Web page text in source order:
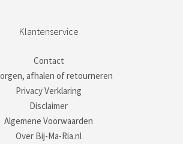
Klantenservice
Contact
afhalen of retourneren
Privacy Verklaring
Disclaimer
Algemene Voorwaarden
Over Bij-Ma-Ria.nl